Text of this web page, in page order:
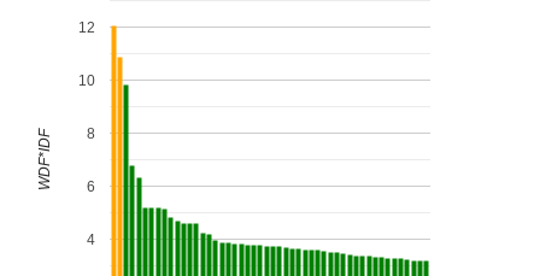
4
6
8
10
12
WDF*IDF